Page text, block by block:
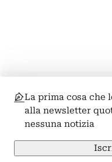
La prima cosa che
alla newsletter
nessuna notizia